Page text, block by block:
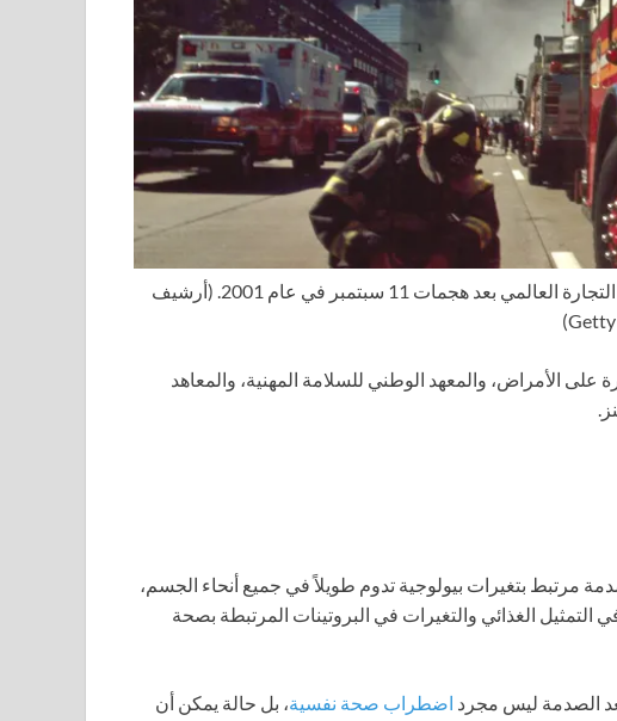
هجمات 11 سبتمبر في عام 2001.
(أرشيف
الأمراض، والمعهد الوطني للسلامة المهنية، والمعاهد
مرتبط بتغيرات بيولوجية تدوم طويلاً في جميع أنحاء الجسم،
الغذائي والتغيرات في البروتينات المرتبطة بصحة
الصدمة ليس مجرد اضطراب صحة نفسية، بل حالة يمكن أن